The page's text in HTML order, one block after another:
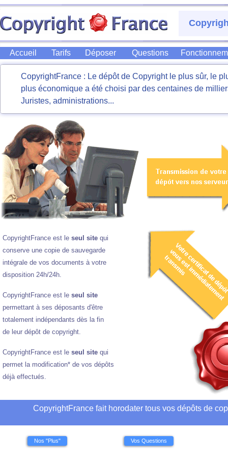
Accueil Tarifs Déposer Questions
CopyrightFrance : Le dépôt de Copyright le plus sûr, le
plus économique a été choisi par des centaines de
Juristes, administrations...
CopyrightFrance est le seul site qui
conserve une copie de sauvegarde
intégrale de vos documents à votre
disposition 24h/24h.
CopyrightFrance est le seul site
permettant à ses déposants d'être
totalement indépendants dès la fin
de leur dépôt de copyright.
CopyrightFrance est le seul site qui
permet la modification* de vos dépôts
déjà effectués.
CopyrightFrance fait horodater tous vos dépôts de
Nos "Plus" Vos Questions